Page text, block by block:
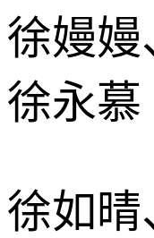
徐嫚嫚
徐永慕
徐如晴